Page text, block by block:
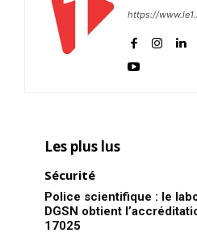
https://
Les plus lus
Sécurité
Police scientifique : le
DGSN obtient
17025